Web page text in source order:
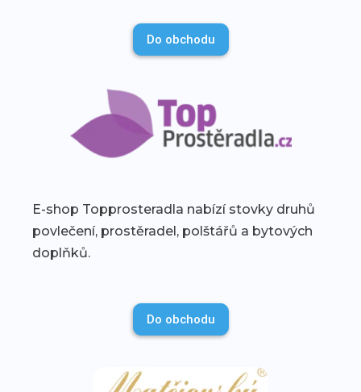
Do obchodu
E-shop Topprosteradla nabízí stovky druhů
povlečení, prostěradel, polštářů a bytových
doplňků.
Do obchodu